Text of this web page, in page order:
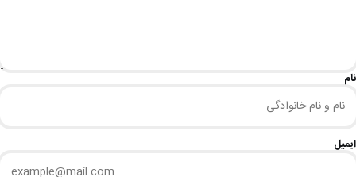
نام
ایمیل